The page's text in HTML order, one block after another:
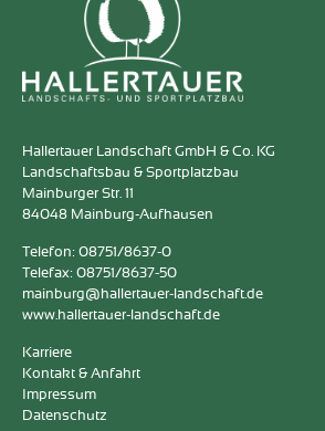
Hallertauer Landschaft GmbH & Co. KG
Landschaftsbau & Sportplatzbau
Mainburger Str. 11
84048 Mainburg-Aufhausen
Telefon: 08751/8637-0
Telefax: 08751/8637-50
mainburg@hallertauer-landschaft.de
www.hallertauer-landschaft.de
Karriere
Kontakt & Anfahrt
Impressum
Datenschutz